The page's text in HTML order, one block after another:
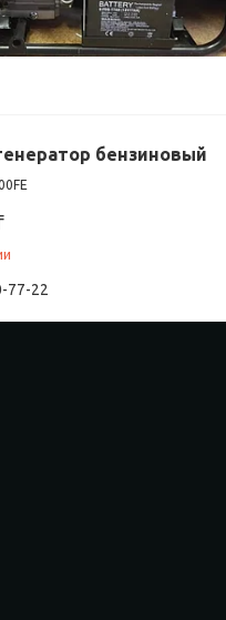
бензиновый
77-22